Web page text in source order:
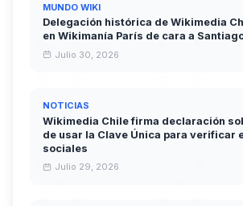
MUNDO WIKI
Delegación histórica de Wikimedia
en Wikimanía París de cara a
Julio 30, 2026
NOTICIAS
Wikimedia Chile firma declaración
de usar la Clave Única para verificar
sociales
Julio 29, 2026